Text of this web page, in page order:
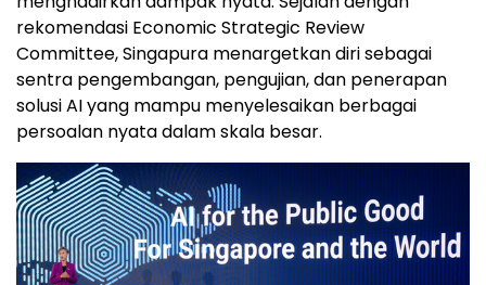
rekomendasi Economic Strategic Review
Committee, Singapura menargetkan diri sebagai
sentra pengembangan, pengujian, dan penerapan
solusi AI yang mampu menyelesaikan berbagai
persoalan nyata dalam skala besar.